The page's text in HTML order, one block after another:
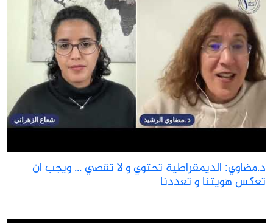
الديمقراطية تحتوي و لا تقصي ... ويجب ان
هويتنا و تعددنا